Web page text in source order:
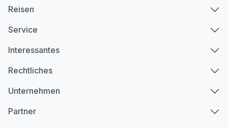
Reisen
Service
Interessantes
Rechtliches
Unternehmen
Partner